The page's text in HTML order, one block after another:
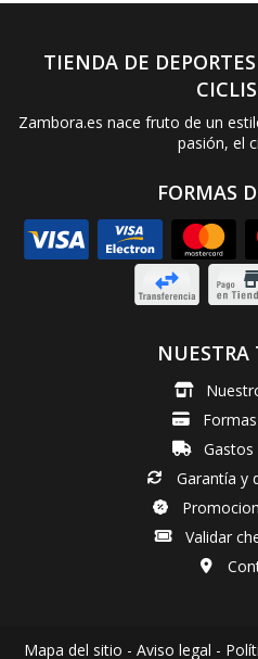
TIENDA DE
Zambora.es nace fruto de un
pasión, el
FORMAS
Gastos
Garantía y
Validar
Mapa del sitio - Aviso legal -